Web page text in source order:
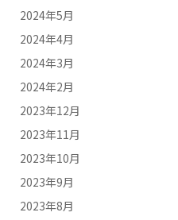
2024年5月
2024年4月
2024年3月
2024年2月
2023年12月
2023年11月
2023年10月
2023年9月
2023年8月